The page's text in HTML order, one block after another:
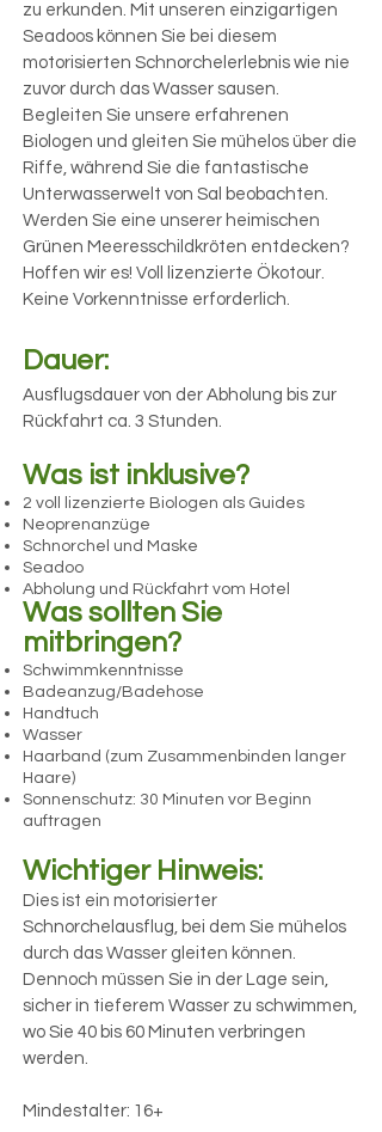
zu erkunden. Mit unseren einzigartigen
Seadoos können Sie bei diesem
motorisierten Schnorchelerlebnis wie nie
zuvor durch das Wasser sausen.
Begleiten Sie unsere erfahrenen
Biologen und gleiten Sie mühelos über die
Riffe, während Sie die fantastische
Unterwasserwelt von Sal beobachten.
Werden Sie eine unserer heimischen
Grünen Meeresschildkröten entdecken?
Hoffen wir es! Voll lizenzierte Ökotour.
Keine Vorkenntnisse erforderlich.
Dauer:
Ausflugsdauer von der Abholung bis zur
Rückfahrt ca. 3 Stunden.​
Was ist inklusive?
2 voll lizenzierte Biologen als Guides
Neoprenanzüge
Schnorchel und Maske
Seadoo
Abholung und Rückfahrt vom Hotel
Was sollten Sie
mitbringen?
Schwimmkenntnisse
Badeanzug/Badehose
Handtuch
Wasser
Haarband (zum Zusammenbinden langer
Haare)
Sonnenschutz: 30 Minuten vor Beginn
auftragen
Wichtiger Hinweis:​
Dies ist ein motorisierter
Schnorchelausflug, bei dem Sie mühelos
durch das Wasser gleiten können.
Dennoch müssen Sie in der Lage sein,
sicher in tieferem Wasser zu schwimmen,
wo Sie 40 bis 60 Minuten verbringen
werden.
Mindestalter: 16+